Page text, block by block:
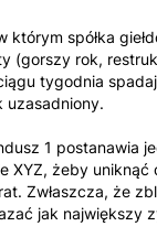
którym spółka
(gorszy rok,
tygodnia
uzasadniony.
1 postanawia
XYZ, żeby uniknąć
Zwłaszcza, że
jak największy